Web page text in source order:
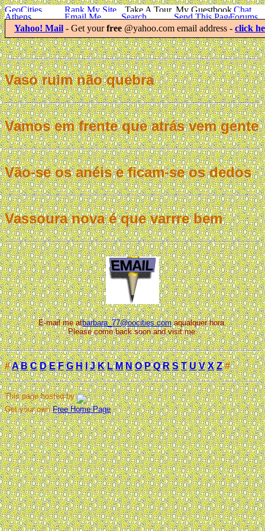
Yahoo! Mail - Get yourfree @yahoo.com email address - click
Vaso ruim não quebra
Vamos em frente que atrás vem gente
Vão-se os anéis e ficam-se os dedos
Vassoura nova é que varrre bem
E-mail me atbarbara_77@oocities.comaqualquer hora.
Please come back soon and visit me.
#A B C D E F G H I J K L M N O P Q R S T U V X Z#
This page hosted by
Get your ownFree Home Page